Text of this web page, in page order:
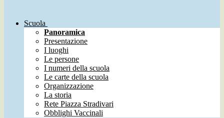
Scuola
Panoramica
Presentazione
I luoghi
Le persone
I numeri della scuola
Le carte della scuola
Organizzazione
La storia
Rete Piazza Stradivari
Obblighi Vaccinali